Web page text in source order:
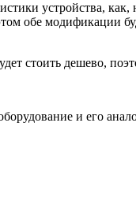
устройства,
обе модификации
стоить дешево,
и его